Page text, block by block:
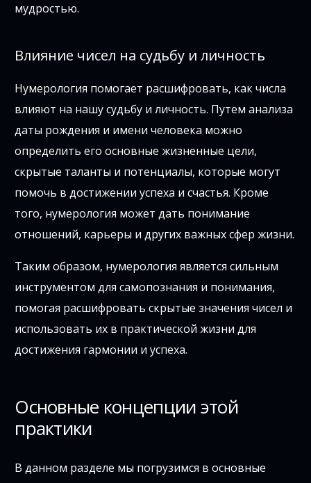
мудростью.
Влияние чисел на судьбу и личность
Нумерология помогает расшифровать, как числа
влияют на нашу судьбу и личность. Путем анализа
даты рождения и имени человека можно
определить его основные жизненные цели,
скрытые таланты и потенциалы, которые могут
помочь в достижении успеха и счастья. Кроме
того, нумерология может дать понимание
отношений, карьеры и других важных сфер жизни.
Таким образом, нумерология является сильным
инструментом для самопознания и понимания,
помогая расшифровать скрытые значения чисел и
использовать их в практической жизни для
достижения гармонии и успеха.
Основные концепции этой
практики
В данном разделе мы погрузимся в основные